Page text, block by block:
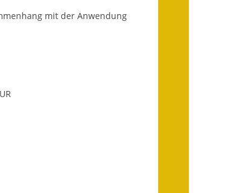
Bodenrichtwerte
mit der Anwendung